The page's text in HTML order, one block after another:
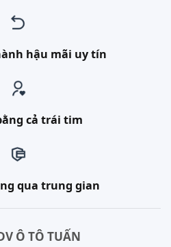
hậu mãi uy tín
cả trái tim
qua trung gian
Ô TÔ TUẤN